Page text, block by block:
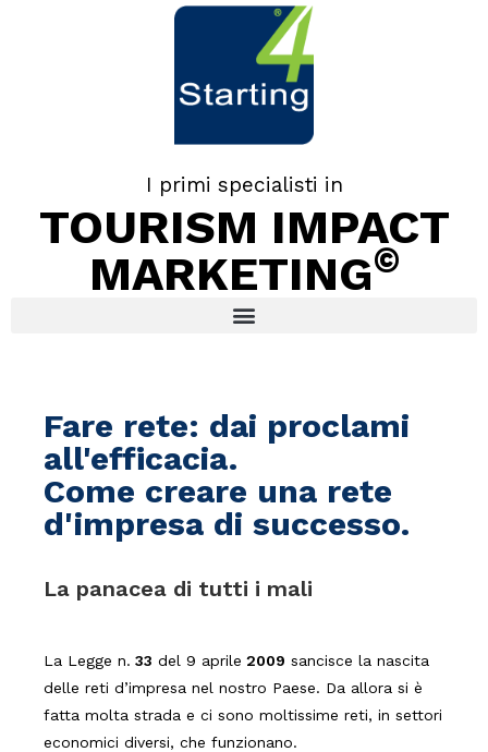
I primi specialisti in
TOURISM IMPACT
MARKETING©
Fare rete: dai proclami
all'efficacia.
Come creare una rete
d'impresa di successo.
La panacea di tutti i mali
La Legge n. 33 del 9 aprile 2009 sancisce la nascita
delle reti d’impresa nel nostro Paese. Da allora si è
fatta molta strada e ci sono moltissime reti, in settori
economici diversi, che funzionano.